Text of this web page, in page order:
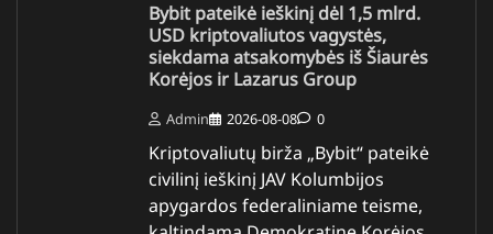
Bybit pateikė ieškinį dėl 1,5 mlrd.
USD kriptovaliutos vagystės,
siekdama atsakomybės iš Šiaurės
Korėjos ir Lazarus Group
Admin 2026-08-08 0
Kriptovaliutų birža „Bybit“ pateikė
civilinį ieškinį JAV Kolumbijos
apygardos federaliniame teisme,